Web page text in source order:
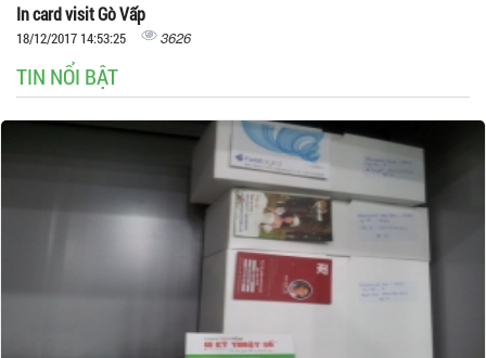
In card visit Gò Vấp
18/12/2017 14:53:25 3626
TIN NỔI BẬT